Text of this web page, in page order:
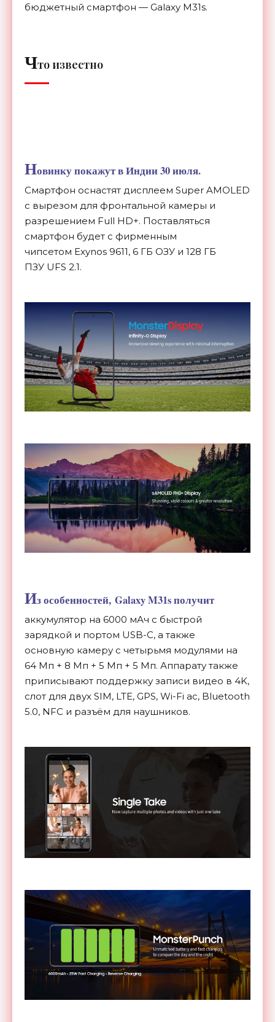
бюджетный смартфон — Galaxy M31s.
Что известно
Новинку покажут в Индии 30 июля.
Смартфон оснастят дисплеем Super AMOLED
с вырезом для фронтальной камеры и
разрешением Full HD+. Поставляться
смартфон будет с фирменным
чипсетом Exynos 9611, 6 ГБ ОЗУ и 128 ГБ
ПЗУ UFS 2.1.
Из особенностей, Galaxy M31s получит
аккумулятор на 6000 мАч с быстрой
зарядкой и портом USB-C, а также
основную камеру с четырьмя модулями на
64 Мп + 8 Мп + 5 Мп + 5 Мп. Аппарату также
приписывают поддержку записи видео в 4K,
слот для двух SIM, LTE, GPS, Wi-Fi ac, Bluetooth
5.0, NFC и разъём для наушников.